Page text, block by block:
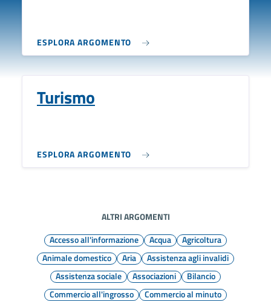
ESPLORA ARGOMENTO
Turismo
ESPLORA ARGOMENTO
ALTRI ARGOMENTI
Accesso all'informazione
Acqua
Agricoltura
Animale domestico
Aria
Assistenza agli invalidi
Assistenza sociale
Associazioni
Bilancio
Commercio all'ingrosso
Commercio al minuto